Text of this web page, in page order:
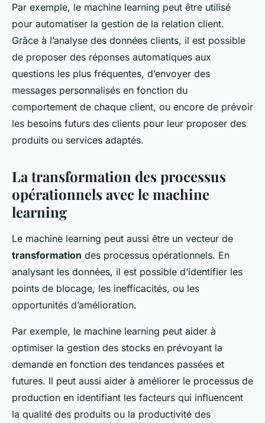
Par exemple, le machine learning peut être utilisé
pour automatiser la gestion de la relation client.
Grâce à l’analyse des données clients, il est possible
de proposer des réponses automatiques aux
questions les plus fréquentes, d’envoyer des
messages personnalisés en fonction du
comportement de chaque client, ou encore de prévoir
les besoins futurs des clients pour leur proposer des
produits ou services adaptés.
La transformation des processus
opérationnels avec le machine
learning
Le machine learning peut aussi être un vecteur de
transformation des processus opérationnels. En
analysant les données, il est possible d’identifier les
points de blocage, les inefficacités, ou les
opportunités d’amélioration.
Par exemple, le machine learning peut aider à
optimiser la gestion des stocks en prévoyant la
demande en fonction des tendances passées et
futures. Il peut aussi aider à améliorer le processus de
production en identifiant les facteurs qui influencent
la qualité des produits ou la productivité des